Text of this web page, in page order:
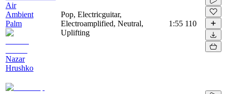
Air
Ambient
Palm
Nazar
Hrushko
Pop, Electricguitar,
Electroamplified, Neutral,
Uplifting
1:55 110